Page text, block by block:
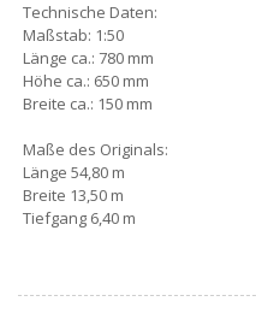
Technische Daten:
Maßstab: 1:50
Länge ca.: 780 mm
Höhe ca.: 650 mm
Breite ca.: 150 mm
Maße des Originals:
Länge 54,80 m
Breite 13,50 m
Tiefgang 6,40 m